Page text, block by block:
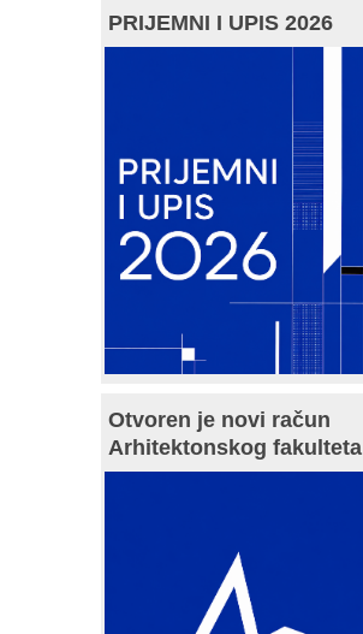
PRIJEMNI I UPIS 2026
Otvoren je novi račun
Arhitektonskog fakulteta